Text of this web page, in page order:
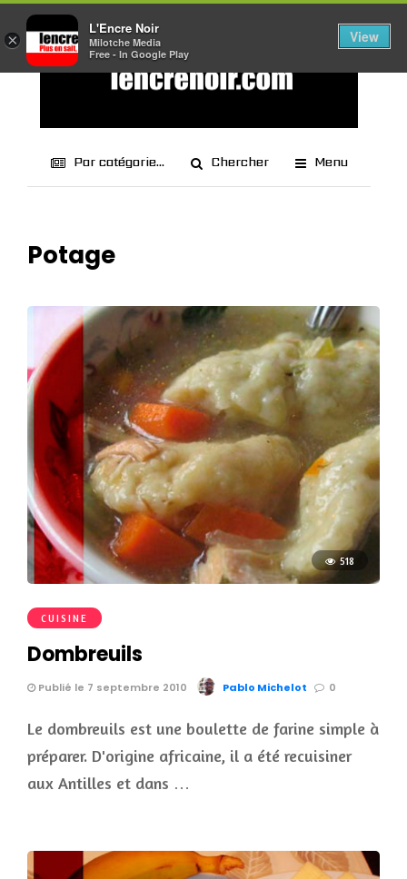
Par catégorie... Chercher Menu
Potage
518
CUISINE
Dombreuils
Publié le 7 septembre 2010 Pablo Michelot 0
Le dombreuils est une boulette de farine simple à
préparer. D'origine africaine, il a été recuisiner
aux Antilles et dans …
×
L'Encre Noir
Milotche Media
Free - In Google Play
View